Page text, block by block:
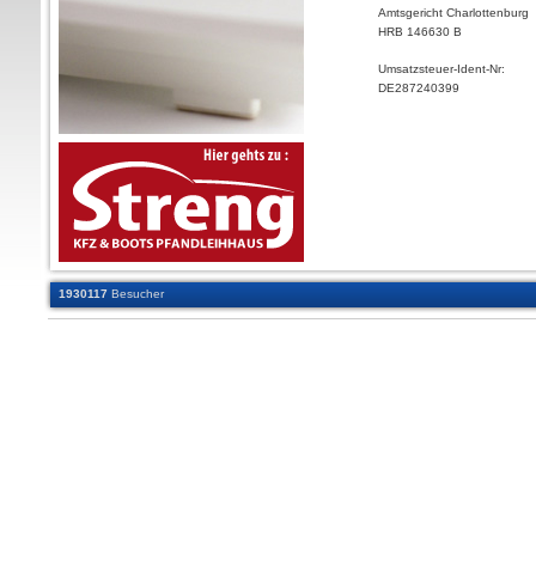
Amtsgericht Charlottenburg
HRB 146630 B
Umsatzsteuer-Ident-Nr:
DE287240399
1930117 Besucher